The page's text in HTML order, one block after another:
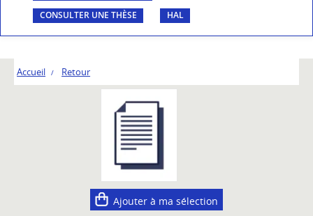
CONSULTER UNE THÈSE
HAL
Accueil Retour
Ajouter à ma sélection